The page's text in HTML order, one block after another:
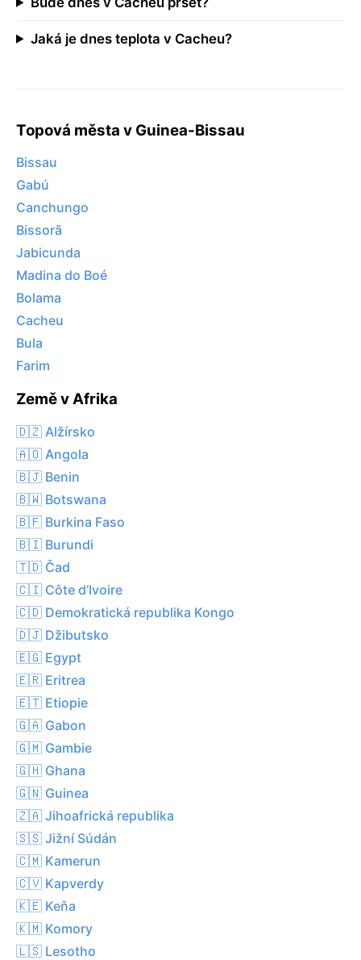
Jaká je dnes teplota v Cacheu?
Topová města v Guinea-Bissau
Bissau
Gabú
Canchungo
Bissorã
Jabicunda
Madina do Boé
Bolama
Cacheu
Bula
Farim
Země v Afrika
🇩🇿 Alžírsko
🇦🇴 Angola
🇧🇯 Benin
🇧🇼 Botswana
🇧🇫 Burkina Faso
🇧🇮 Burundi
🇹🇩 Čad
🇨🇮 Côte d’Ivoire
🇨🇩 Demokratická republika Kongo
🇩🇯 Džibutsko
🇪🇬 Egypt
🇪🇷 Eritrea
🇪🇹 Etiopie
🇬🇦 Gabon
🇬🇲 Gambie
🇬🇭 Ghana
🇬🇳 Guinea
🇿🇦 Jihoafrická republika
🇸🇸 Jižní Súdán
🇨🇲 Kamerun
🇨🇻 Kapverdy
🇰🇪 Keňa
🇰🇲 Komory
🇱🇸 Lesotho